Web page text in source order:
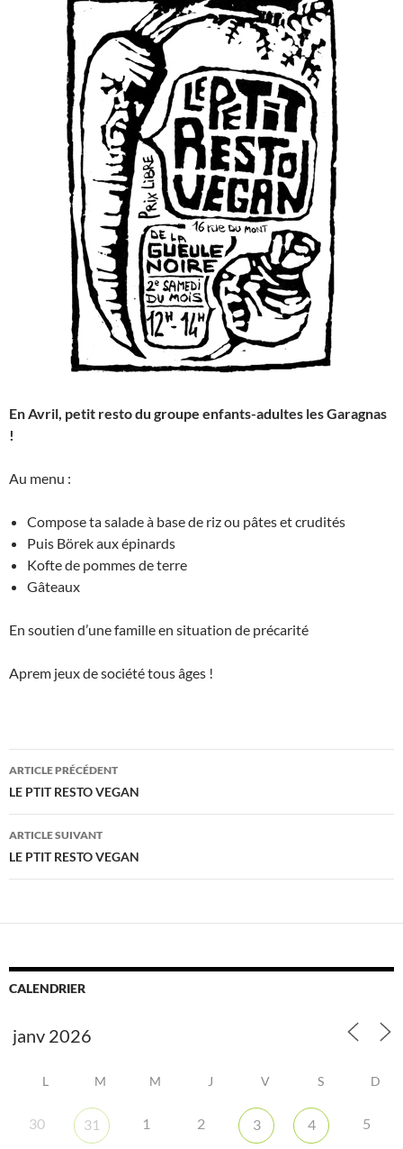
En Avril, petit resto du groupe enfants-adultes les Garagnas
!
Au menu :
Compose ta salade à base de riz ou pâtes et crudités
Puis Börek aux épinards
Kofte de pommes de terre
Gâteaux
En soutien d’une famille en situation de précarité
Aprem jeux de société tous âges !
Navigation
des
articles
ARTICLE PRÉCÉDENT
LE PTIT RESTO VEGAN
ARTICLE SUIVANT
LE PTIT RESTO VEGAN
CALENDRIER
L M M J V S D
30 31 1 2 3 4 5